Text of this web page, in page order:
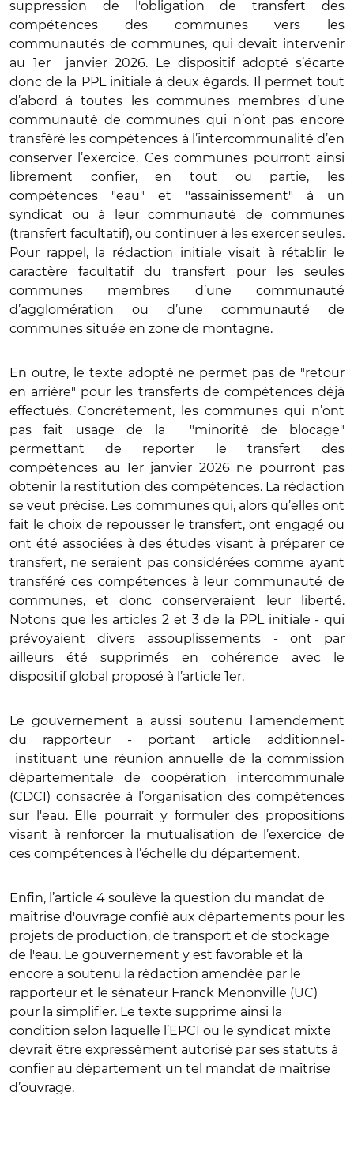
suppression de l'obligation de transfert des
compétences des communes vers les
communautés de communes, qui devait intervenir
au 1er janvier 2026. Le dispositif adopté s’écarte
donc de la PPL initiale à deux égards. Il permet tout
d’abord à toutes les communes membres d’une
communauté de communes qui n’ont pas encore
transféré les compétences à l’intercommunalité d’en
conserver l’exercice. Ces communes pourront ainsi
librement confier, en tout ou partie, les
compétences "eau" et "assainissement" à un
syndicat ou à leur communauté de communes
(transfert facultatif), ou continuer à les exercer seules.
Pour rappel, la rédaction initiale visait à rétablir le
caractère facultatif du transfert pour les seules
communes membres d’une communauté
d’agglomération ou d’une communauté de
communes située en zone de montagne.
En outre, le texte adopté ne permet pas de "retour
en arrière" pour les transferts de compétences déjà
effectués. Concrètement, les communes qui n’ont
pas fait usage de la "minorité de blocage"
permettant de reporter le transfert des
compétences au 1er janvier 2026 ne pourront pas
obtenir la restitution des compétences. La rédaction
se veut précise. Les communes qui, alors qu’elles ont
fait le choix de repousser le transfert, ont engagé ou
ont été associées à des études visant à préparer ce
transfert, ne seraient pas considérées comme ayant
transféré ces compétences à leur communauté de
communes, et donc conserveraient leur liberté.
Notons que les articles 2 et 3 de la PPL initiale - qui
prévoyaient divers assouplissements - ont par
ailleurs été supprimés en cohérence avec le
dispositif global proposé à l’article 1er.
Le gouvernement a aussi soutenu l'amendement
du rapporteur - portant article additionnel-
instituant une réunion annuelle de la commission
départementale de coopération intercommunale
(CDCI) consacrée à l’organisation des compétences
sur l'eau. Elle pourrait y formuler des propositions
visant à renforcer la mutualisation de l’exercice de
ces compétences à l’échelle du département.
Enfin, l’article 4 soulève la question du mandat de
maîtrise d'ouvrage confié aux départements pour les
projets de production, de transport et de stockage
de l'eau. Le gouvernement y est favorable et là
encore a soutenu la rédaction amendée par le
rapporteur et le sénateur Franck Menonville (UC)
pour la simplifier. Le texte supprime ainsi la
condition selon laquelle l’EPCI ou le syndicat mixte
devrait être expressément autorisé par ses statuts à
confier au département un tel mandat de maîtrise
d’ouvrage.